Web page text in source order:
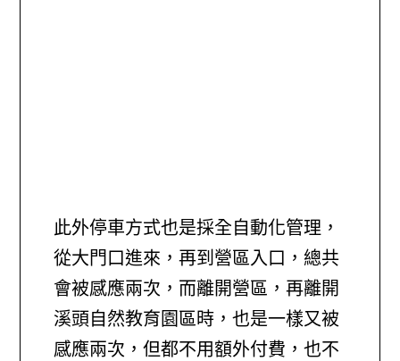
此外停車方式也是採全自動化管理，
從大門口進來，再到營區入口，總共
會被感應兩次，而離開營區，再離開
溪頭自然教育園區時，也是一樣又被
感應兩次，但都不用額外付費，也不